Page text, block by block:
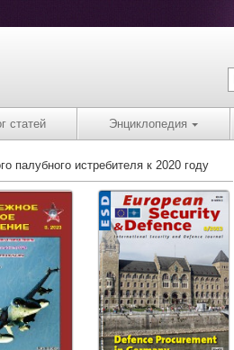
статей Энциклопедия
палубного истребителя к 2020 году